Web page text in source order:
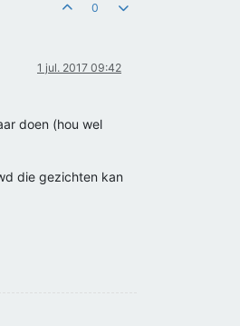
0
1 jul. 2017 09:42
doen (hou wel
die gezichten kan